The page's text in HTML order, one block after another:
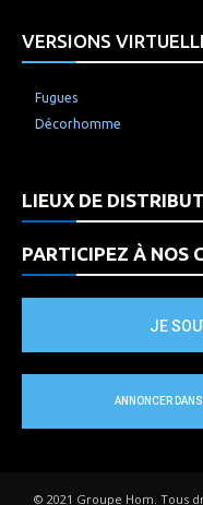
VERSIONS
Fugues
Décorhomme
LIEUX DE
PARTICIPEZ À NOS
JE
ANNONCER
© 2021 Groupe Hom. Tous